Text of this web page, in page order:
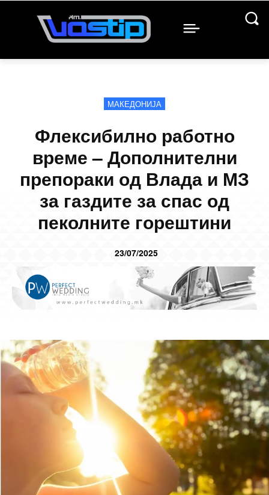
МАКЕДОНИЈА
Флексибилно работно
време – Дополнителни
препораки од Влада и МЗ
за газдите за спас од
пеколните горештини
23/07/2025